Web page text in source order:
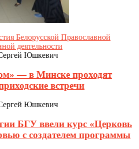
Белорусской Православной
деятельности
Юшкевич
— в Минске проходят
встречи
Юшкевич
БГУ ввели курс «Церковь
с создателем программы